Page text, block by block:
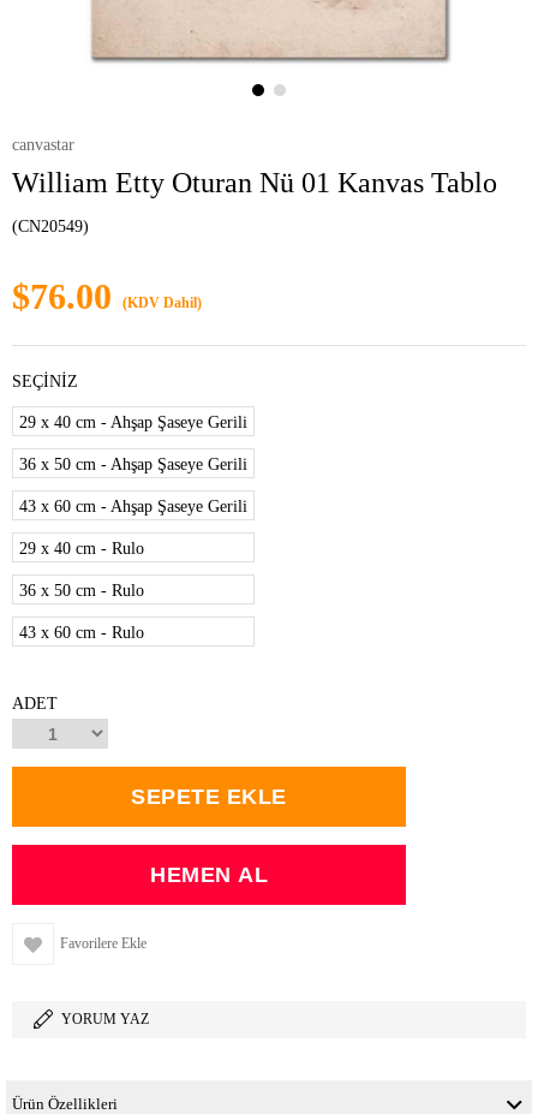
canvastar
William Etty Oturan Nü 01 Kanvas Tablo
(CN20549)
$76.00 (KDV Dahil)
SEÇİNİZ
29 x 40 cm - Ahşap Şaseye Gerili
36 x 50 cm - Ahşap Şaseye Gerili
43 x 60 cm - Ahşap Şaseye Gerili
29 x 40 cm - Rulo
36 x 50 cm - Rulo
43 x 60 cm - Rulo
ADET
Favorilere Ekle
YORUM YAZ
Ürün Özellikleri